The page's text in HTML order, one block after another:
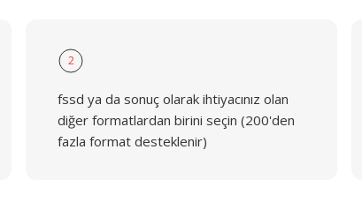
2
fssd ya da sonuç olarak ihtiyacınız olan
diğer formatlardan birini seçin (200'den
fazla format desteklenir)